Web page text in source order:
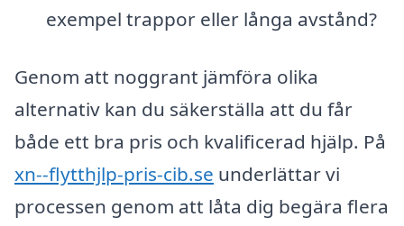
exempel trappor eller långa avstånd?
Genom att noggrant jämföra olika
alternativ kan du säkerställa att du får
både ett bra pris och kvalificerad hjälp. På
xn--flytthjlp-pris-cib.se underlättar vi
processen genom att låta dig begära flera